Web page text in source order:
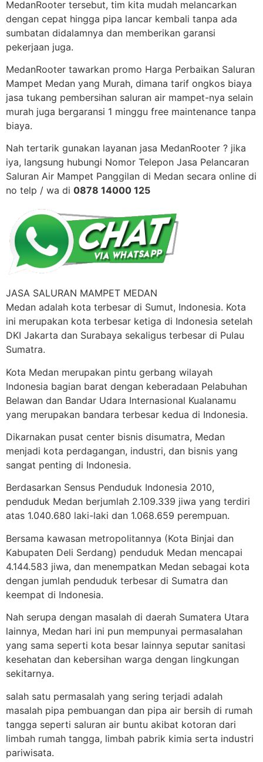
MedanRooter tersebut, tim kita mudah melancarkan
dengan cepat hingga pipa lancar kembali tanpa ada
sumbatan didalamnya dan memberikan garansi
pekerjaan juga.
MedanRooter tawarkan promo Harga Perbaikan Saluran
Mampet Medan yang Murah, dimana tarif ongkos biaya
jasa tukang pembersihan saluran air mampet-nya selain
murah juga bergaransi 1 minggu free maintenance tanpa
biaya.
Nah tertarik gunakan layanan jasa MedanRooter ? jika
iya, langsung hubungi Nomor Telepon Jasa Pelancaran
Saluran Air Mampet Panggilan di Medan secara online di
no telp / wa di 0878 14000 125
JASA SALURAN MAMPET MEDAN
Medan adalah kota terbesar di Sumut, Indonesia. Kota
ini merupakan kota terbesar ketiga di Indonesia setelah
DKI Jakarta dan Surabaya sekaligus terbesar di Pulau
Sumatra.
Kota Medan merupakan pintu gerbang wilayah
Indonesia bagian barat dengan keberadaan Pelabuhan
Belawan dan Bandar Udara Internasional Kualanamu
yang merupakan bandara terbesar kedua di Indonesia.
Dikarnakan pusat center bisnis disumatra, Medan
menjadi kota perdagangan, industri, dan bisnis yang
sangat penting di Indonesia.
Berdasarkan Sensus Penduduk Indonesia 2010,
penduduk Medan berjumlah 2.109.339 jiwa yang terdiri
atas 1.040.680 laki-laki dan 1.068.659 perempuan.
Bersama kawasan metropolitannya (Kota Binjai dan
Kabupaten Deli Serdang) penduduk Medan mencapai
4.144.583 jiwa, dan menempatkan Medan sebagai kota
dengan jumlah penduduk terbesar di Sumatra dan
keempat di Indonesia.
Nah serupa dengan masalah di daerah Sumatera Utara
lainnya, Medan hari ini pun mempunyai permasalahan
yang sama seperti kota besar lainnya seputar sanitasi
kesehatan dan kebersihan warga dengan lingkungan
sekitarnya.
salah satu permasalah yang sering terjadi adalah
masalah pipa pembuangan dan pipa air bersih di rumah
tangga seperti saluran air buntu akibat kotoran dari
limbah rumah tangga, limbah pabrik kimia serta industri
pariwisata.